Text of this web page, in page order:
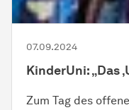
07.09.2024
KinderUni: „Das
Zum Tag des